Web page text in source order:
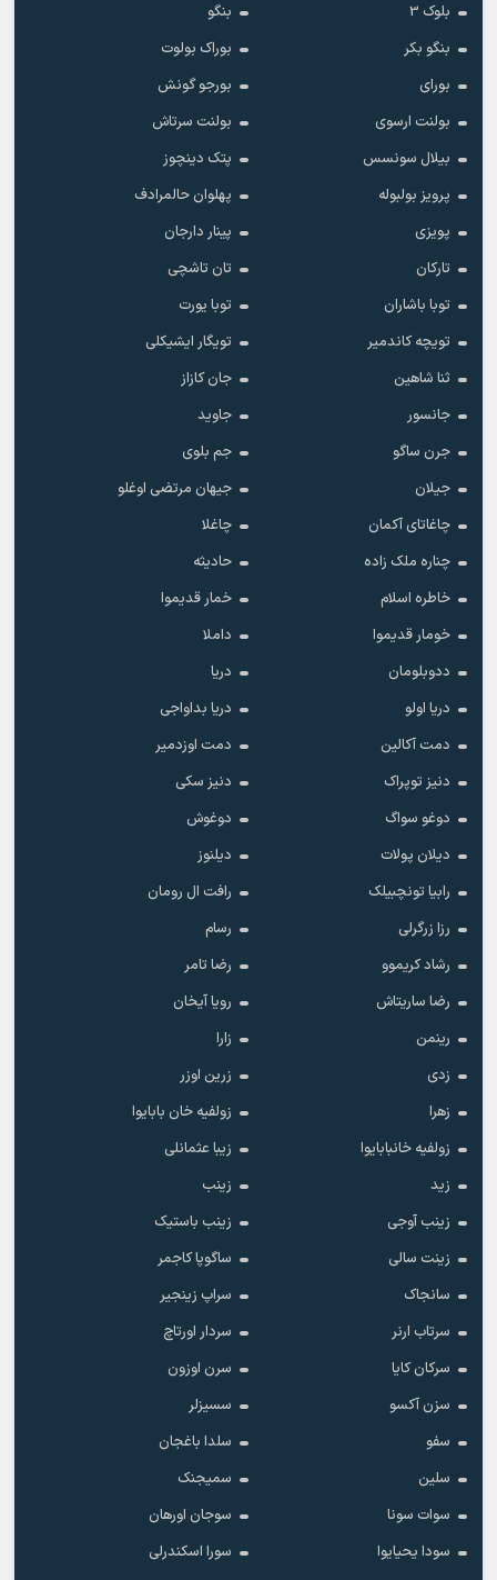
بلوک 3
بنگو
بنگو بکر
بوراک بولوت
بورای
بورجو گونش
بولنت ارسوی
بولنت سرتاش
بیلال سونسس
پتک دینچوز
پرویز بولبوله
پهلوان حالمرادف
پویزی
پینار دارجان
تارکان
تان تاشچی
توبا باشاران
توبا یورت
تویچه کاندمیر
تویگار ایشیکلی
ثنا شاهین
جان کازاز
جانسور
جاوید
جرن ساگو
جم بلوی
جیلان
جیهان مرتضی اوغلو
چاغاتای آکمان
چاغلا
چناره ملک زاده
حادیثه
خاطره اسلام
خمار قدیموا
خومار قدیموا
داملا
ددوبلومان
دریا
دریا اولو
دریا بداواجی
دمت آکالین
دمت اوزدمیر
دنیز توپراک
دنیز سکی
دوغو سواگ
دوغوش
دیلان پولات
دیلنوز
رابیا تونچبیلک
رافت ال رومان
رزا زرگرلی
رسام
رشاد کریموو
رضا تامر
رضا ساریتاش
رویا آیخان
رینمن
زارا
زدی
زرین اوزر
زهرا
زولفیه خان بابایوا
زولفیه خانبابایوا
زیبا عثمانلی
زید
زینب
زینب آوجی
زینب باستیک
زینت سالی
ساگوپا کاجمر
سانجاک
سراپ زینجیر
سرتاب ارنر
سردار اورتاچ
سرکان کایا
سرن اوزون
سزن آکسو
سسیزلر
سفو
سلدا باغجان
سلین
سمیجنک
سوات سونا
سوجان اورهان
سودا یحیایوا
سورا اسکندرلی